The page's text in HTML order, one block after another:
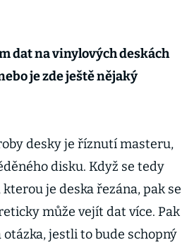
dat na vinylových deskách
je zde ještě nějaký
desky je říznutí masteru,
disku. Když se tedy
je deska řezána, pak se
může vejít dat více. Pak
jestli to bude schopný